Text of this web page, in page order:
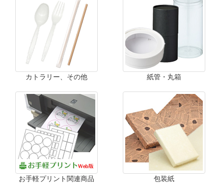
カトラリー、その他 紙管・丸箱
お手軽プリント関連商品 包装紙